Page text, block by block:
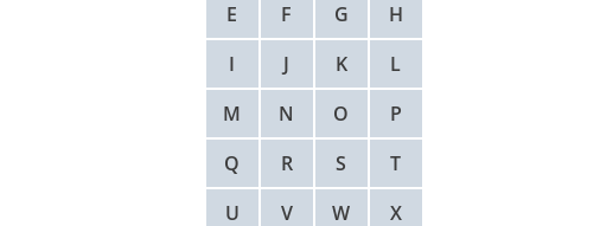
E
F G
H
I
J K
L
M
N O
P
Q
R S
T
U
V W
X